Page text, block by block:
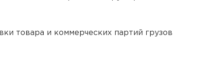
товара и коммерческих партий грузов